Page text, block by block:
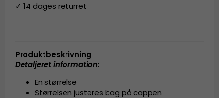
✓ 14 dages returret
Produktbeskrivning
Detaljeret information:
En størrelse
Størrelsen justeres bag på cappen